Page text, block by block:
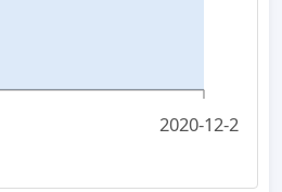
2020-12-25